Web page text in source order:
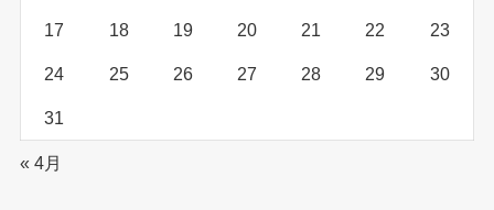
17 18 19 20 21 22 23
24 25 26 27 28 29 30
31
« 4月